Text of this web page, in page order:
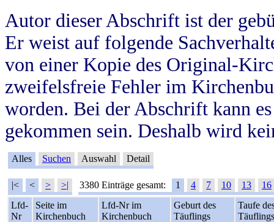
Autor dieser Abschrift ist der
Er weist auf folgende
von einer Kopie des Original-
zweifelsfreie Fehler im
worden. Bei der Abschrift kann
gekommen sein. Deshalb wird
Alles Suchen Auswahl Detail
|< < > >| 3380 Einträge gesamt: 1 4 7 10 13
16
Lfd-
Nr
Seite im
Kirchenbuch
Lfd-Nr im
Kirchenbuch
Geburt des
Täuflings
Taufe
Täuflings